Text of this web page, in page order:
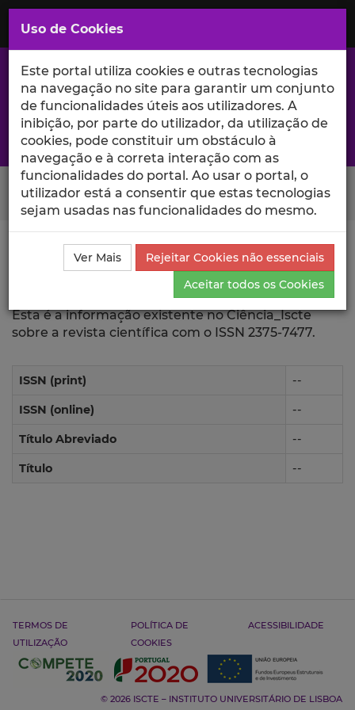
Saltar
para
Conteúdo
Principal
A excelência da investigação e ciência no Iscte
Search Button
Ciência_Iscte Revista Científica
Esta é a informação existente no Ciência_Iscte
sobre a revista científica com o ISSN 2375-7477.
ISSN (print) --
ISSN (online) --
Título Abreviado --
Título --
TERMOS DE
UTILIZAÇÃO
POLÍTICA DE
COOKIES
ACESSIBILIDADE
© 2026 ISCTE – INSTITUTO UNIVERSITÁRIO DE LISBOA
Uso de Cookies
Este portal utiliza cookies e outras tecnologias
na navegação no site para garantir um conjunto
de funcionalidades úteis aos utilizadores. A
inibição, por parte do utilizador, da utilização de
cookies, pode constituir um obstáculo à
navegação e à correta interação com as
funcionalidades do portal. Ao usar o portal, o
utilizador está a consentir que estas tecnologias
sejam usadas nas funcionalidades do mesmo.
Ver Mais
Rejeitar Cookies não essenciais
Aceitar todos os Cookies